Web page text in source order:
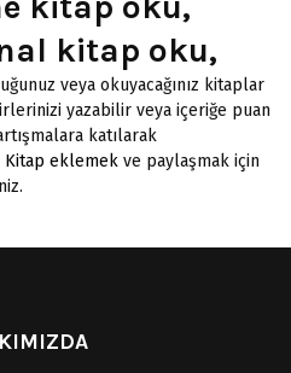
kitap oku,
veya okuyacağınız kitaplar
yazabilir veya içeriğe puan
katılarak
Kitap eklemek ve paylaşmak için